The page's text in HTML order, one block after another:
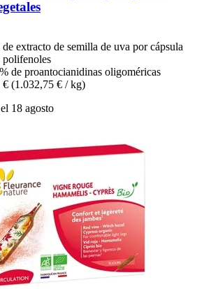
extracto de semilla de uva por cápsula
polifenoles
de proantocianidinas oligoméricas
€ (1.032,75 € / kg)
18 agosto